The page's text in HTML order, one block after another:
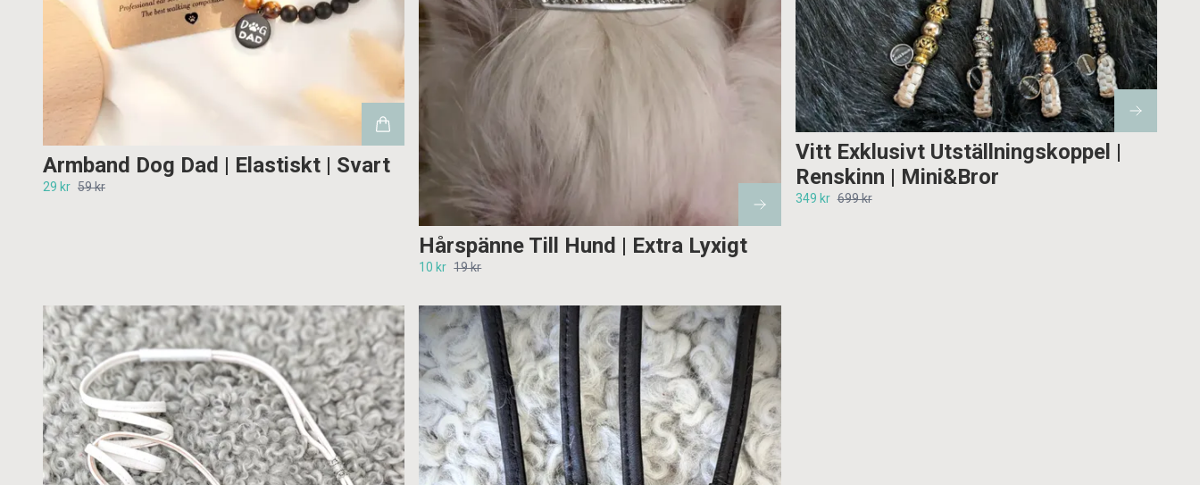
Armband Dog Dad | Elastiskt | Svart
29 kr 59 kr
Hårspänne Till Hund | Extra Lyxigt
10 kr 19 kr
Vitt Exklusivt Utställningskoppel |
Renskinn | Mini&Bror
349 kr 699 kr